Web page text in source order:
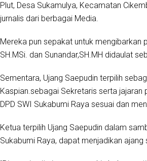
Plut, Desa Sukamulya, Kecamatan
jurnalis dari berbagai Media.
Mereka pun sepakat untuk mengibarkan
SH.MSi. dan Sunandar,SH.MH didaulat
Sementara, Ujang Saepudin terpilih
Kaspian.sebagai Sekretaris serta jajaran
DPD SWI Sukabumi Raya sesuai dan
Ketua terpilih Ujang Saepudin dalam
Sukabumi Raya, dapat menjadikan